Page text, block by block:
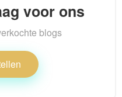
voor ons
blogs